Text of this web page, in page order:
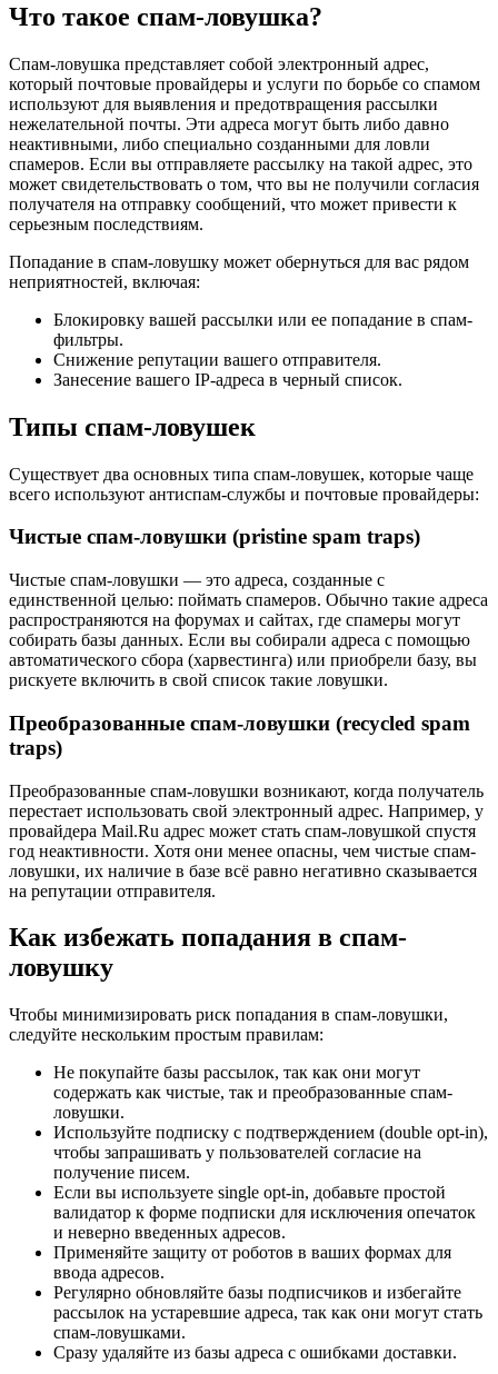
Что такое спам-ловушка?
Спам-ловушка представляет собой электронный адрес,
который почтовые провайдеры и услуги по борьбе со спамом
используют для выявления и предотвращения рассылки
нежелательной почты. Эти адреса могут быть либо давно
неактивными, либо специально созданными для ловли
спамеров. Если вы отправляете рассылку на такой адрес, это
может свидетельствовать о том, что вы не получили согласия
получателя на отправку сообщений, что может привести к
серьезным последствиям.
Попадание в спам-ловушку может обернуться для вас рядом
неприятностей, включая:
Блокировку вашей рассылки или ее попадание в спам-
фильтры.
Снижение репутации вашего отправителя.
Занесение вашего IP-адреса в черный список.
Типы спам-ловушек
Существует два основных типа спам-ловушек, которые чаще
всего используют антиспам-службы и почтовые провайдеры:
Чистые спам-ловушки (pristine spam traps)
Чистые спам-ловушки — это адреса, созданные с
единственной целью: поймать спамеров. Обычно такие адреса
распространяются на форумах и сайтах, где спамеры могут
собирать базы данных. Если вы собирали адреса с помощью
автоматического сбора (харвестинга) или приобрели базу, вы
рискуете включить в свой список такие ловушки.
Преобразованные спам-ловушки (recycled spam
traps)
Преобразованные спам-ловушки возникают, когда получатель
перестает использовать свой электронный адрес. Например, у
провайдера Mail.Ru адрес может стать спам-ловушкой спустя
год неактивности. Хотя они менее опасны, чем чистые спам-
ловушки, их наличие в базе всё равно негативно сказывается
на репутации отправителя.
Как избежать попадания в спам-
ловушку
Чтобы минимизировать риск попадания в спам-ловушки,
следуйте нескольким простым правилам:
Не покупайте базы рассылок, так как они могут
содержать как чистые, так и преобразованные спам-
ловушки.
Используйте подписку с подтверждением (double opt-in),
чтобы запрашивать у пользователей согласие на
получение писем.
Если вы используете single opt-in, добавьте простой
валидатор к форме подписки для исключения опечаток
и неверно введенных адресов.
Применяйте защиту от роботов в ваших формах для
ввода адресов.
Регулярно обновляйте базы подписчиков и избегайте
рассылок на устаревшие адреса, так как они могут стать
спам-ловушками.
Сразу удаляйте из базы адреса с ошибками доставки.